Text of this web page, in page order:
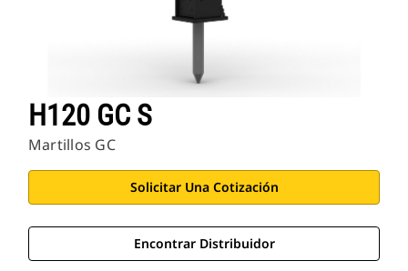
H120 GC S
Martillos GC
Solicitar Una Cotización
Encontrar Distribuidor